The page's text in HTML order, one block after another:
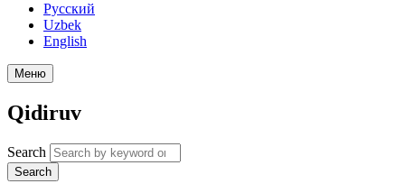
Русский
Uzbek
English
Меню
Qidiruv
Search
Search